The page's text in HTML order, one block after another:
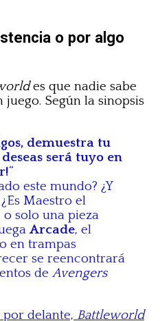
o por algo
es que nadie sabe
Según la sinopsis
demuestra tu
será tuyo en
“
este mundo? ¿Y
Maestro el
solo una pieza
Arcade, el
en trampas
se reencontrará
deAvengers
delante, Battleworld